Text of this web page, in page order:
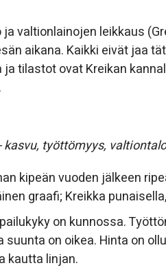
ja valtionlainojen leikkaus
aikana. Kaikki eivät jaa
tilastot ovat Kreikan
kasvu, työttömyys,
kipeän vuoden jälkeen
graafi; Kreikka
on kunnossa.
on oikea. Hinta on
kautta linjan.